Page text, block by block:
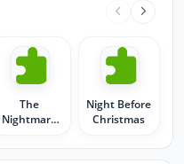
The
Nightmare
Christmas
Night Before
Christmas